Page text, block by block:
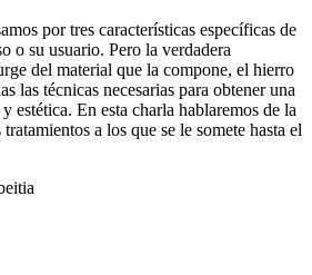
por tres características específicas de
o su usuario. Pero la verdadera
del material que la compone, el hierro
las técnicas necesarias para obtener una
estética. En esta charla hablaremos de la
a los que se le somete hasta el